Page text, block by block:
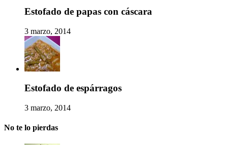
Estofado de papas con cáscara
3 marzo, 2014
Estofado de espárragos
3 marzo, 2014
No te lo pierdas